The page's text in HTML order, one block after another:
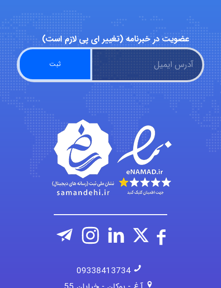
hosein abdolvand
Kati
emami
ehtesham
عضویت در خبرنامه (تغییر ای پی لازم است)
09338413734